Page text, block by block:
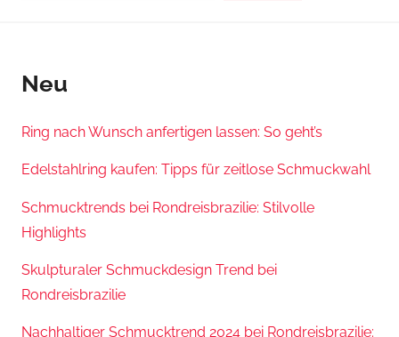
Neu
Ring nach Wunsch anfertigen lassen: So geht’s
Edelstahlring kaufen: Tipps für zeitlose Schmuckwahl
Schmucktrends bei Rondreisbrazilie: Stilvolle
Highlights
Skulpturaler Schmuckdesign Trend bei
Rondreisbrazilie
Nachhaltiger Schmucktrend 2024 bei Rondreisbrazilie: